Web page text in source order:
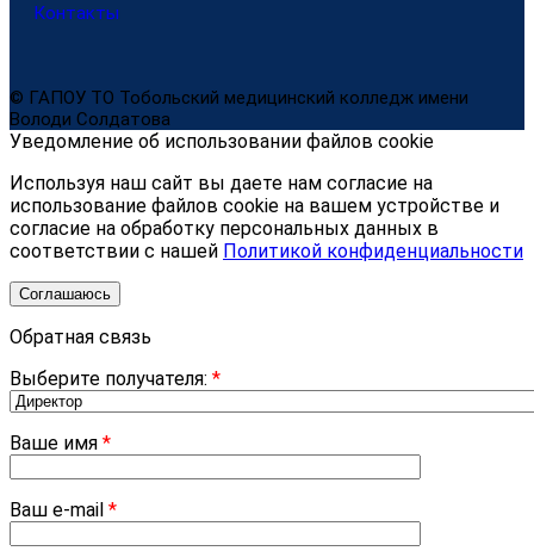
Контакты
© ГАПОУ ТО Тобольский медицинский колледж имени
Володи Солдатова
Уведомление об использовании файлов cookie
Используя наш сайт вы даете нам согласие на
использование файлов cookie на вашем устройстве и
согласие на обработку персональных данных в
соответствии с нашей Политикой конфиденциальности
Соглашаюсь
Обратная связь
Выберите получателя: *
Ваше имя *
Ваш e-mail *